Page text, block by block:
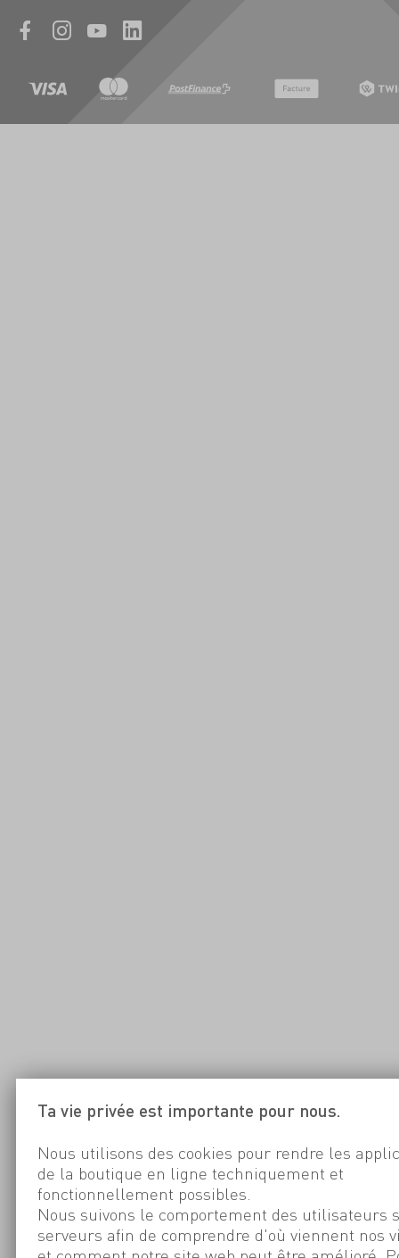
Ta vie privée est importante pour nous.
Nous utilisons des cookies pour rendre les
de la boutique en ligne techniquement et
fonctionnellement possibles.
Nous suivons le comportement des utilisateurs
serveurs afin de comprendre d'où viennent nos